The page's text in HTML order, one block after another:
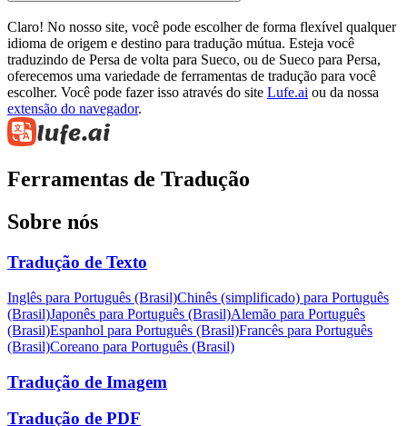
Claro! No nosso site, você pode escolher de forma flexível qualquer
idioma de origem e destino para tradução mútua. Esteja você
traduzindo de Persa de volta para Sueco, ou de Sueco para Persa,
oferecemos uma variedade de ferramentas de tradução para você
escolher. Você pode fazer isso através do site Lufe.ai ou da nossa
extensão do navegador.
Ferramentas de Tradução
Sobre nós
Tradução de Texto
Inglês para Português (Brasil)Chinês (simplificado) para Português
(Brasil)Japonês para Português (Brasil)Alemão para Português
(Brasil)Espanhol para Português (Brasil)Francês para Português
(Brasil)Coreano para Português (Brasil)
Tradução de Imagem
Tradução de PDF